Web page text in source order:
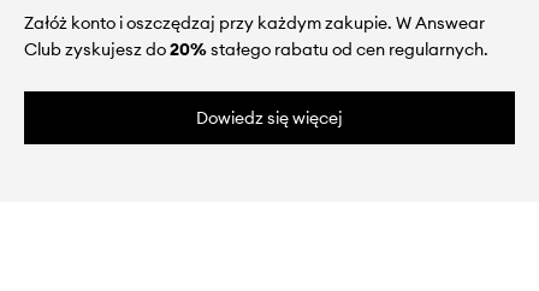
Załóż konto i oszczędzaj przy każdym zakupie. W Answear
Club zyskujesz do20%stałego rabatu od cen regularnych.
Dowiedz się więcej